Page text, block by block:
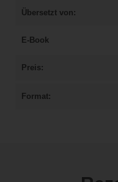
Übersetzt von
E-Book
Preis
Format